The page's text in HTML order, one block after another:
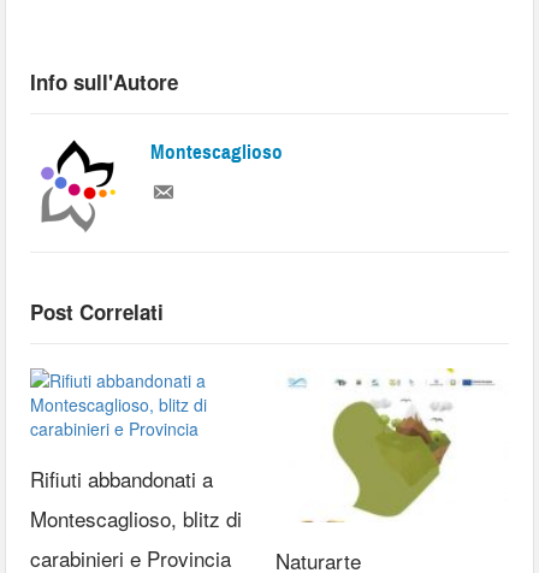
Info sull'Autore
Montescaglioso
Post Correlati
Rifiuti abbandonati a
Montescaglioso, blitz di
carabinieri e Provincia
Naturarte